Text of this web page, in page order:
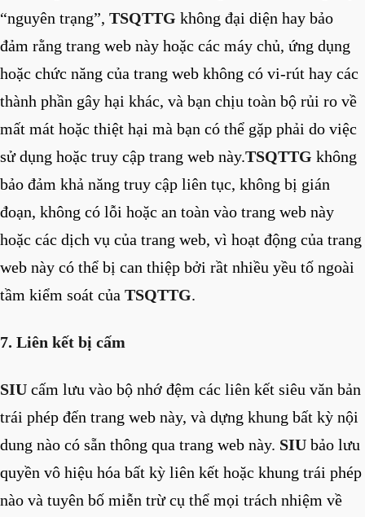
“nguyên trạng”, TSQTTG không đại diện hay bảo
đảm rằng trang web này hoặc các máy chủ, ứng dụng
hoặc chức năng của trang web không có vi-rút hay các
thành phần gây hại khác, và bạn chịu toàn bộ rủi ro về
mất mát hoặc thiệt hại mà bạn có thể gặp phải do việc
sử dụng hoặc truy cập trang web này.TSQTTG không
bảo đảm khả năng truy cập liên tục, không bị gián
đoạn, không có lỗi hoặc an toàn vào trang web này
hoặc các dịch vụ của trang web, vì hoạt động của trang
web này có thể bị can thiệp bởi rầt nhiều yều tố ngoài
tầm kiểm soát của TSQTTG.
7. Liên kết bị cấm
SIU cấm lưu vào bộ nhớ đệm các liên kết siêu văn bản
trái phép đến trang web này, và dựng khung bất kỳ nội
dung nào có sẵn thông qua trang web này. SIU bảo lưu
quyền vô hiệu hóa bất kỳ liên kết hoặc khung trái phép
nào và tuyên bố miễn trừ cụ thể mọi trách nhiệm về